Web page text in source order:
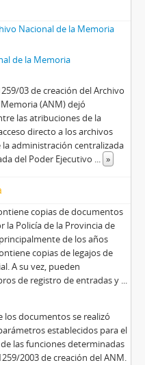
Nacional de la Memoria
de la Memoria
03 de creación del Archivo
(ANM) dejó
las atribuciones de la
directo a los archivos
administración centralizada
del Poder Ejecutivo ... »
copias de documentos
la Policía de la Provincia de
de los años
copias de legajos de
A su vez, pueden
de registro de entradas y ...
los documentos se realizó
establecidos para el
las funciones determinadas
2003 de creación del ANM.